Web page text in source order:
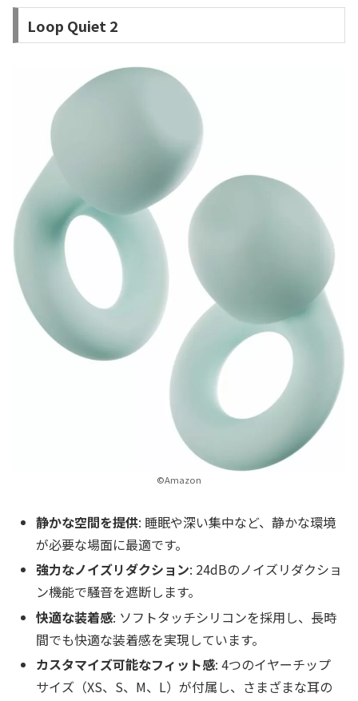
Loop Quiet 2
©Amazon
静かな空間を提供: 睡眠や深い集中など、静かな環境
が必要な場面に最適です。
強力なノイズリダクション: 24dBのノイズリダクショ
ン機能で騒音を遮断します。
快適な装着感: ソフトタッチシリコンを採用し、長時
間でも快適な装着感を実現しています。
カスタマイズ可能なフィット感: 4つのイヤーチップ
サイズ（XS、S、M、L）が付属し、さまざまな耳の